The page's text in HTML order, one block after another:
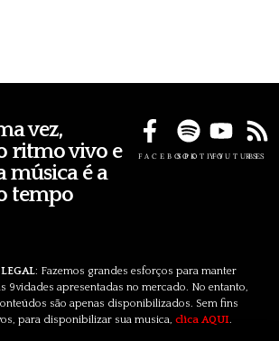
vez,
ritmo vivo e
música é a
tempo
FACEBOOKSPOTIFYYOUTUBE
RSS
: Fazemos grandes esforços para manter
9vidades apresentadas no mercado. No entanto,
são apenas disponibilizados. Sem fins
para disponibilizar sua musica, clica AQUI.